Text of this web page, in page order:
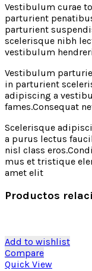
Vestibulum curae
parturient
parturient
scelerisque nibh
vestibulum
Vestibulum
in parturient
adipiscing a
fames.Consequat
Scelerisque
a purus lectus
nisl class
mus et tristique
amet elit
Productos
Add to wishlist
Compare
Quick View